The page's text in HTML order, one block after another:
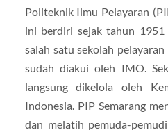
Politeknik Ilmu Pelayaran
ini berdiri sejak tahun
salah satu sekolah
sudah diakui oleh IMO.
langsung dikelola oleh
Indonesia. PIP Semarang
dan melatih pemuda-